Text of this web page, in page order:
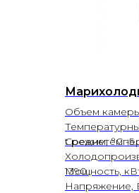
Объем
t режим, °С -
1390
Мощность,
Напряжение,